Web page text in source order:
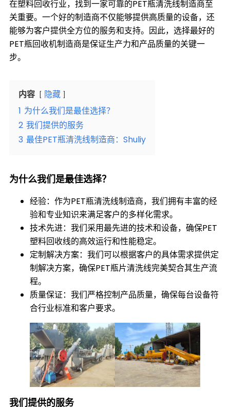
在塑料回收行业，找到一家可靠的PET瓶清洗线制造商至
关重要。一个好的制造商不仅能够提供高质量的设备，还
能够为客户提供全方位的服务和支持。因此，选择最好的
PET瓶回收机制造商是保证生产力和产品质量的关键一
步。
内容
隐藏
1 为什么我们是最佳选择？
2 我们提供的服务
3 最佳PET瓶清洗线制造商：Shuliy
为什么我们是最佳选择？
经验：作为PET瓶清洗线制造商，我们拥有丰富的经
验和专业知识来满足客户的多样化需求。
技术先进：我们采用最先进的技术和设备，确保PET
塑料回收线的高效运行和性能稳定。
定制解决方案：我们可以根据客户的具体需求提供定
制解决方案，确保PET瓶片清洗线完美契合其生产流
程。
质量保证：我们严格控制产品质量，确保每台设备符
合行业标准和客户要求。
我们提供的服务